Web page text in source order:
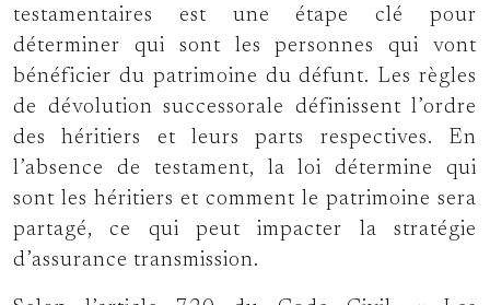
testamentaires est une étape clé pour
déterminer qui sont les personnes qui vont
bénéficier du patrimoine du défunt. Les règles
de dévolution successorale définissent l’ordre
des héritiers et leurs parts respectives. En
l’absence de testament, la loi détermine qui
sont les héritiers et comment le patrimoine sera
partagé, ce qui peut impacter la stratégie
d’assurance transmission.